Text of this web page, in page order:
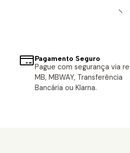
Pagamento Seguro
Pague com segurança via
MB, MBWAY, Transferência
Bancária ou Klarna.